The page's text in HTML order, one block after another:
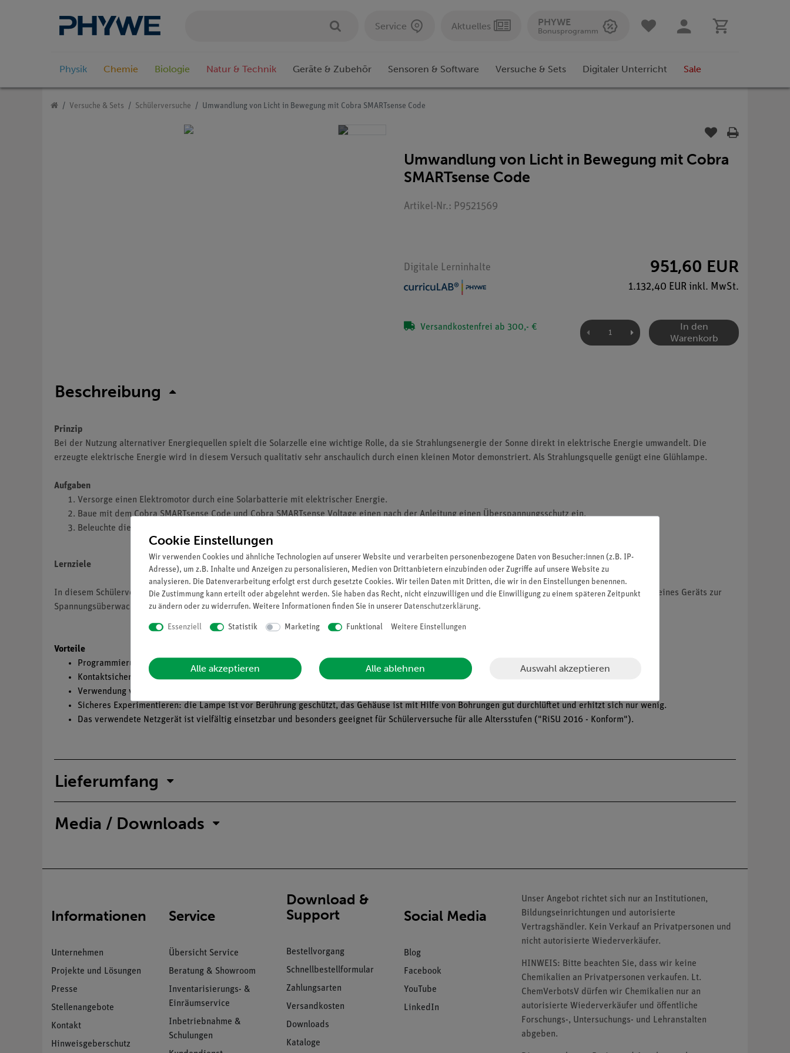
Service Aktuelles PHYWE
Bonusprogramm
Physik Chemie Biologie Natur & Technik Geräte & Zubehör Sensoren & Software Versuche & Sets Digitaler Unterricht Sale
Versuche & Sets Schülerversuche Umwandlung von Licht in Bewegung mit Cobra SMARTsense Code
Umwandlung von Licht in Bewegung mit Cobra
SMARTsense Code
Artikel-Nr.: P9521569
Digitale Lerninhalte 951,60 EUR
1.132,40 EUR inkl. MwSt.
Versandkostenfrei ab 300,- €
In den
Warenkorb
Beschreibung
Prinzip
Bei der Nutzung alternativer Energiequellen spielt die Solarzelle eine wichtige Rolle, da sie Strahlungsenergie der Sonne direkt in elektrische Energie umwandelt. Die
erzeugte elektrische Energie wird in diesem Versuch qualitativ sehr anschaulich durch einen kleinen Motor demonstriert. Als Strahlungsquelle genügt eine Glühlampe.
Aufgaben
Versorge einen Elektromotor durch eine Solarbatterie mit elektrischer Energie.
Baue mit dem Cobra SMARTsense Code und Cobra SMARTsense Voltage einen nach der Anleitung einen Überspannungsschutz ein.
Beleuchte die Solarzelle und untersuche, wie sich die Lichtintensität (Helligkeit) auf die Motorfrequenz auswirkt.
Lernziele
In diesem Schülerversuch wird die Umwandlung von Solarenergie in elektrische Energie untersucht. Dabei sollen sie auch mit einfacher Programmierung eines Geräts zur
Spannungsüberwachung und Schaltung von Relais vertraut gemacht werden.
Vorteile
Programmierung des Code Aktors mit der Programmiersprache Scratch oder mit einer Triggerfunktion.
Kontaktsicherheit durch puzzelartig verzahnbare Bausteine
Verwendung von Standardse
Sicheres Experimentieren: die Lampe ist vor Berührung geschützt, das Gehäuse ist mit Hilfe von Bohrungen gut durchlüftet und erhitzt sich nur wenig.
Das verwendete Netzgerät ist vielfältig einsetzbar und besonders geeignet für Schülerversuche für alle Altersstufen ("RiSU 2016 - Konform").
Lieferumfang
Media / Downloads
Informationen
Unternehmen
Projekte und Lösungen
Presse
Stellenangebote
Kontakt
Hinweisgeberschutz
Service
Übersicht Service
Beratung & Showroom
Inventarisierungs- &
Einräumservice
Inbetriebnahme &
Schulungen
Download &
Support
Bestellvorgang
Schnellbestellformular
Zahlungsarten
Versandkosten
Downloads
Kataloge
Social Media
Blog
Facebook
YouTube
LinkedIn
Unser Angebot richtet sich nur an Institutionen,
Bildungseinrichtungen und autorisierte
Vertragshändler. Kein Verkauf an Privatpersonen und
nicht autorisierte Wiederverkäufer.
HINWEIS: Bitte beachten Sie, dass wir keine
Chemikalien an Privatpersonen verkaufen. Lt.
ChemVerbotsV dürfen wir Chemikalien nur an
autorisierte Wiederverkäufer und öffentliche
Forschungs-, Untersuchungs- und Lehranstalten
abgeben.
Cookie Einstellungen
Wir verwenden Cookies und ähnliche Technologien auf unserer Website und verarbeiten personenbezogene Daten von Besucher:innen (z.B. IP-
Adresse), um z.B. Inhalte und Anzeigen zu personalisieren, Medien von Drittanbietern einzubinden oder Zugriffe auf unsere Website zu
analysieren. Die Datenverarbeitung erfolgt erst durch gesetzte Cookies. Wir teilen Daten mit Dritten, die wir in den Einstellungen benennen.
Die Zustimmung kann erteilt oder abgelehnt werden. Sie haben das Recht, nicht einzuwilligen und die Einwilligung zu einem späteren Zeitpunkt
zu ändern oder zu widerrufen. Weitere Informationen finden Sie in unserer Daten­schutz­erklärung.
Essenziell Statistik Marketing Funktional Weitere Einstellungen
Alle akzeptieren Alle ablehnen Auswahl akzeptieren